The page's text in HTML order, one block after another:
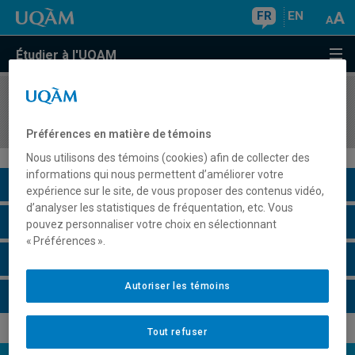
FR EN
Étudier à l'UQAM
COURS//
Description du cours
Horaire - Été 2026
Préférences en matière de témoins
Nous utilisons des témoins (cookies) afin de collecter des
informations qui nous permettent d’améliorer votre
expérience sur le site, de vous proposer des contenus vidéo,
d’analyser les statistiques de fréquentation, etc. Vous
pouvez personnaliser votre choix en sélectionnant
« Préférences ».
Tout refuser
Autoriser les témoins